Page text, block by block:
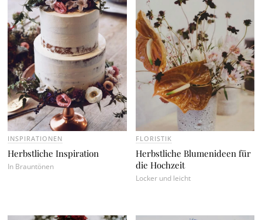
INSPIRATIONEN
Herbstliche Inspiration
In Brauntönen
FLORISTIK
Herbstliche Blumenideen für
die Hochzeit
Locker und leicht